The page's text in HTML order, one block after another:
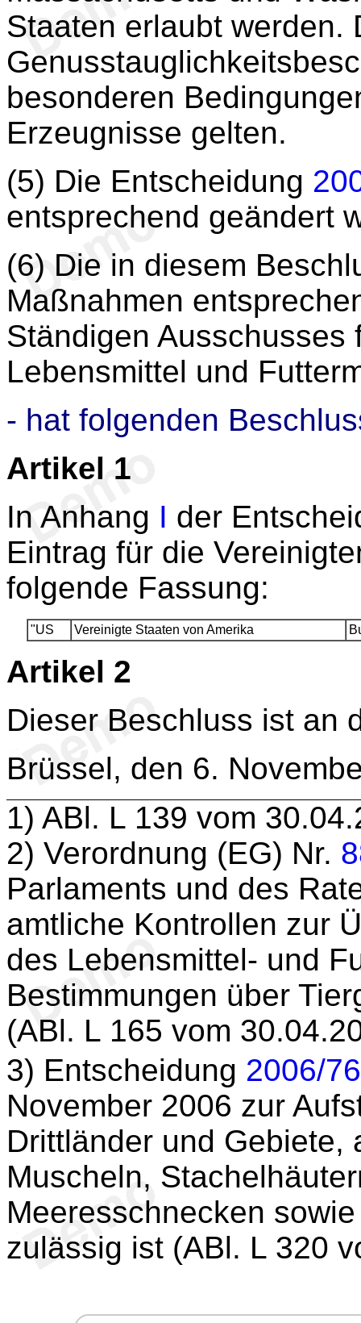
Staaten erlaubt werden.
besonderen
Erzeugnisse gelten.
(5) Die Entscheidung
entsprechend geändert
(6) Die in diesem
Maßnahmen
Ständigen Ausschusses
Lebensmittel und
- hat folgenden
Artikel 1
In Anhang I der
Eintrag für die
folgende Fassung:
"US Vereinigte Staaten von Amerika
Artikel 2
Dieser Beschluss ist an
Brüssel, den 6.
1) ABl. L 139 vom
2) Verordnung (EG) Nr.
Parlaments und des
amtliche Kontrollen zur
des Lebensmittel- und
Bestimmungen über
(ABl. L 165 vom
3) Entscheidung 2006/
November 2006 zur
Drittländer und Gebiete,
Muscheln,
Meeresschnecken
zulässig ist (ABl. L 320